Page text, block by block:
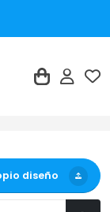
diseño